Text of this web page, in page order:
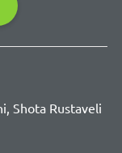
Shota Rustaveli